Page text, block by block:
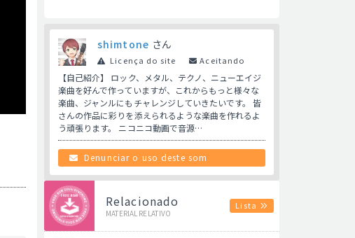
shimtone さん
Licença do site Aceitando
【自己紹介】 ロック、メタル、テクノ、ニューエイジ
楽曲を好んで作っていますが、これからもっと様々な
楽曲、ジャンルにもチャレンジしていきたいです。 皆
さんの作品に彩りを添えられるような楽曲を作れるよ
う頑張ります。 ニコニコ動画で音源…
Denunciar o uso deste som
Relacionado
MATERIAL RELATIVO
Lista